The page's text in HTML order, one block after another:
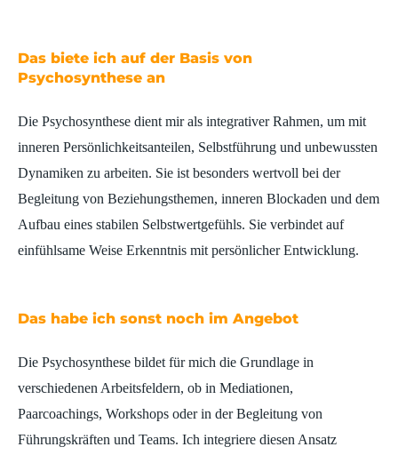
Das biete ich auf der Basis von
Psychosynthese an
Die Psychosynthese dient mir als integrativer Rahmen, um mit
inneren Persönlichkeitsanteilen, Selbstführung und unbewussten
Dynamiken zu arbeiten. Sie ist besonders wertvoll bei der
Begleitung von Beziehungsthemen, inneren Blockaden und dem
Aufbau eines stabilen Selbstwertgefühls. Sie verbindet auf
einfühlsame Weise Erkenntnis mit persönlicher Entwicklung.
Das habe ich sonst noch im Angebot
Die Psychosynthese bildet für mich die Grundlage in
verschiedenen Arbeitsfeldern, ob in Mediationen,
Paarcoachings, Workshops oder in der Begleitung von
Führungskräften und Teams. Ich integriere diesen Ansatz